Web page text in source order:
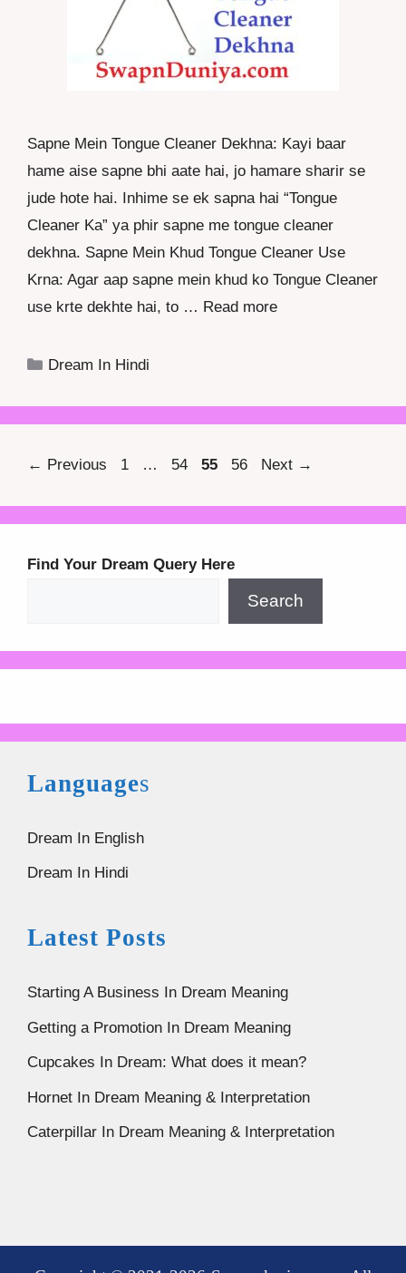
Sapne Mein Tongue Cleaner Dekhna: Kayi baar
hame aise sapne bhi aate hai, jo hamare sharir se
jude hote hai. Inhime se ek sapna hai “Tongue
Cleaner Ka” ya phir sapne me tongue cleaner
dekhna. Sapne Mein Khud Tongue Cleaner Use
Krna: Agar aap sapne mein khud ko Tongue Cleaner
use krte dekhte hai, to … Read more
Categories
Dream In Hindi
← Previous Page
1 … Page
54 Page
55 Page
56 Next →
Find Your Dream Query Here
Search
Languages
Dream In English
Dream In Hindi
Latest Posts
Starting A Business In Dream Meaning
Getting a Promotion In Dream Meaning
Cupcakes In Dream: What does it mean?
Hornet In Dream Meaning & Interpretation
Caterpillar In Dream Meaning & Interpretation